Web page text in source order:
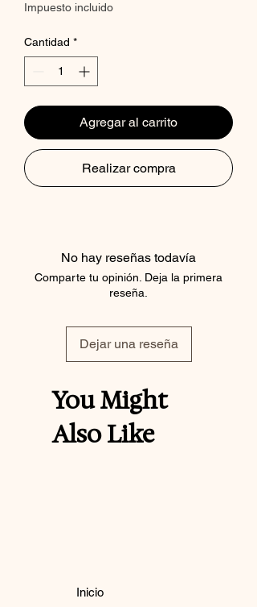
Impuesto incluido
Cantidad *
Agregar al carrito
Realizar compra
No hay reseñas todavía
Comparte tu opinión. Deja la primera
reseña.
Dejar una reseña
You Might
Also Like
Inicio